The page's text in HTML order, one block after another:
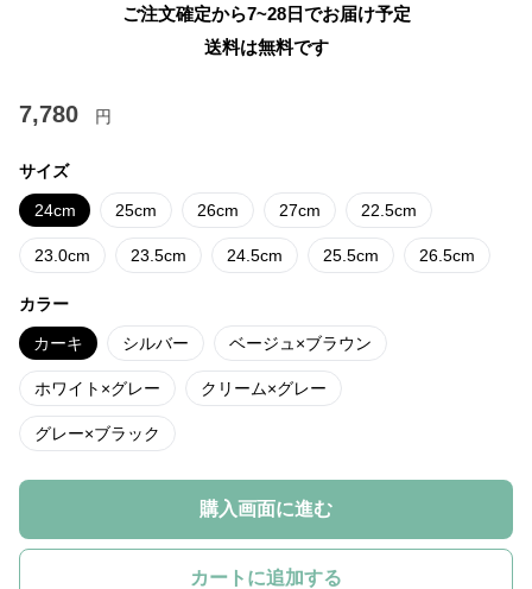
ご注文確定から7~28日でお届け予定
送料は無料です
7,780 円
サイズ
24cm 25cm 26cm 27cm 22.5cm
23.0cm 23.5cm 24.5cm 25.5cm 26.5cm
カラー
カーキ シルバー ベージュ×ブラウン
ホワイト×グレー クリーム×グレー
グレー×ブラック
購入画面に進む
カートに追加する